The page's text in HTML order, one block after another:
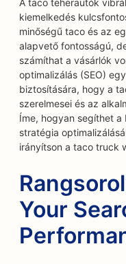
A taco teherautók
kiemelkedés
minőségű taco és az
alapvető fontosságú,
számíthat a vásárlók
optimalizálás (SEO)
biztosítására, hogy a
szerelmesei és az
Íme, hogyan segíthet
stratégia
irányítson a taco truck
Your